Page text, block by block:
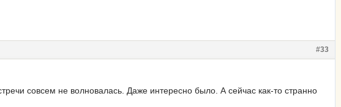
#33
совсем не волновалась. Даже интересно было. А сейчас как-то странно